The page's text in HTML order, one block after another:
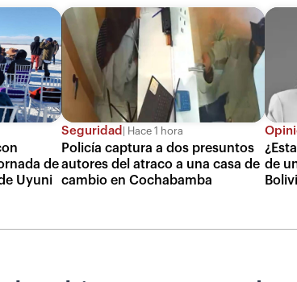
de
Uyuni
Seguridad Hace 1 hora
Policía captura a dos presuntos
autores del atraco a una casa de
cambio en Cochabamba
de